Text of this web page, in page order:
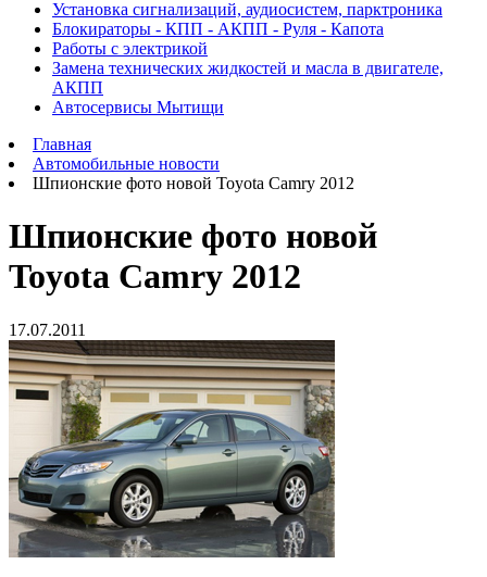
Установка сигнализаций, аудиосистем, парктроника
Блокираторы - КПП - АКПП - Руля - Капота
Работы с электрикой
Замена технических жидкостей и масла в двигателе,
АКПП
Автосервисы Мытищи
Главная
Автомобильные новости
Шпионские фото новой Toyota Camry 2012
Шпионские фото новой
Toyota Camry 2012
17.07.2011